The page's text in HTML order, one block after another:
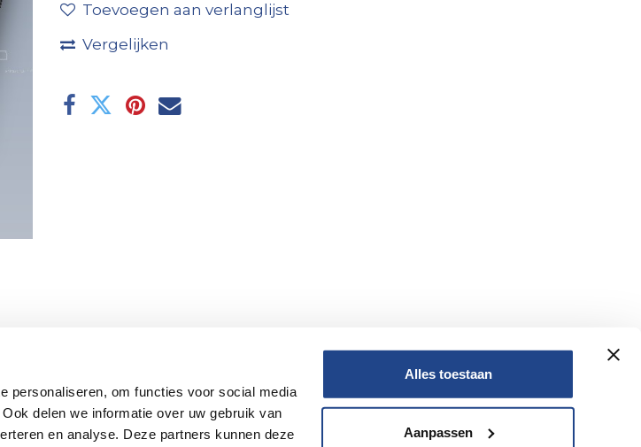
personaliseren, om functies voor social media
delen we informatie over uw gebruik van
en analyse. Deze partners kunnen deze
Alles toestaan
Aanpassen
Toevoegen aan verlanglijst
Vergelijken
Nee
Nee